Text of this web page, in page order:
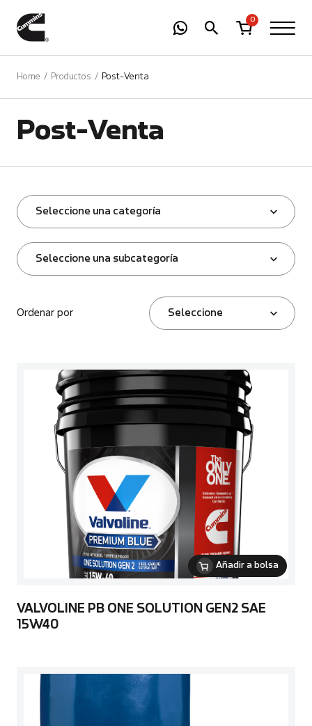
0
Home Productos Post-Venta
Post-Venta
Seleccione una categoría
Seleccione una subcategoría
Ordenar por Seleccione
Añadir a bolsa
VALVOLINE PB ONE SOLUTION GEN2 SAE
15W40